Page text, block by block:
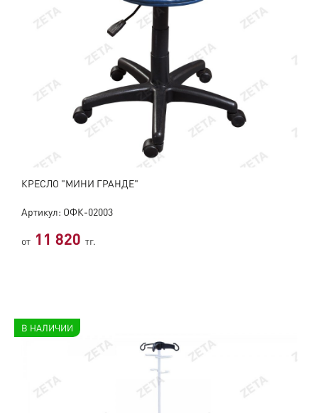
КРЕСЛО "МИНИ ГРАНДЕ"
Артикул: ОФК-02003
от 11 820 тг.
В НАЛИЧИИ